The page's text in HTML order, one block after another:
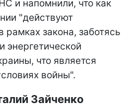
и напомнили, что как
"действуют
рамках закона, заботясь
энергетической
что является
войны".
Зайченко